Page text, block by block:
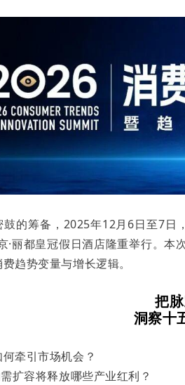
鼓的筹备，2025年12月6日至7日
·丽都皇冠假日酒店隆重举行。
趋势变量与增长逻辑。
把
洞察十
牵引市场机会？
扩容将释放哪些产业红利？